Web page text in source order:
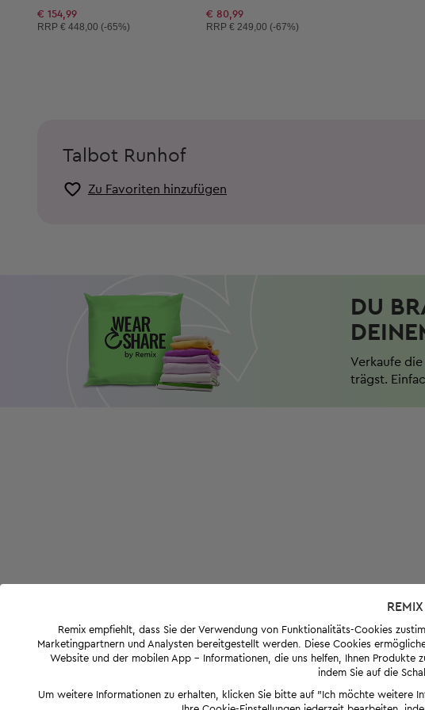
€ 154,99
Unverbindliche Preisempfehlung:
RRP € 448,00 (-65%)
€ 80,99
Unverbindliche Preisempfehlung:
RRP€ 249,00 (-67%)
Talbot Runhof
Zu Favoriten hinzufügen
DU
Verkaufe
trägst.
Remix empfiehlt, dass Sie der Verwendung von Funktionalitäts-Cookies
Marketingpartnern und Analysten bereitgestellt werden. Diese Cookies
Website und der mobilen App - Informationen, die uns helfen, Ihnen Produkte
indem Sie auf die
Um weitere Informationen zu erhalten, klicken Sie bitte auf "Ich möchte weitere